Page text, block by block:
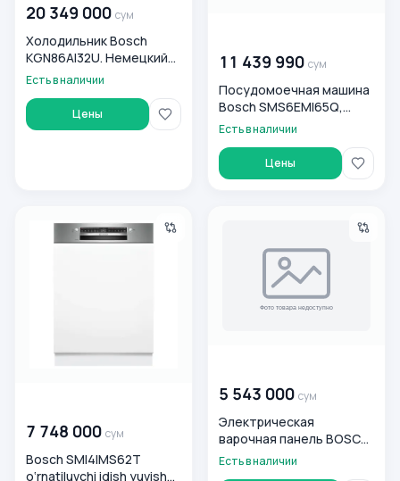
20 349 000 сум
Холодильник Bosch
KGN86AI32U. Немецкий
стандарт качества!
Есть в наличии
Цены
11 439 990 сум
Посудомоечная машина
Bosch SMS6EMI65Q,
стальной
Есть в наличии
Цены
7 748 000 сум
Bosch SMI4IMS62T
o‘rnatiluvchi idish yuvish
5 543 000 сум
Электрическая
варочная панель BOSCH
PKF675FP2E
Есть в наличии